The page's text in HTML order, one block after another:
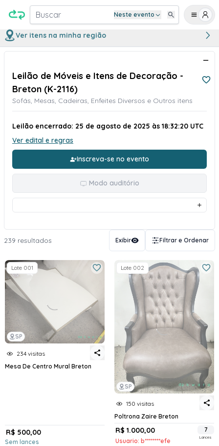
Buscar Neste evento
Ver itens na minha região
Leilão de Móveis e Itens de Decoração -
Breton (K-2116)
Sofás, Mesas, Cadeiras, Enfeites Diversos e Outros itens
Leilão encerrado: 25 de agosto de 2025 às 18:32:20 UTC
Ver edital e regras
Inscreva-se no evento
Modo auditório
239 resultados Exibir Filtrar e Ordenar
SP
Lote 001
234 visitas
Mesa De Centro Mural Breton
R$ 500,00
Sem lances
SP
Lote 002
150 visitas
Poltrona Zaire Breton
R$ 1.000,00
Usuario: b********efe
7
Lances